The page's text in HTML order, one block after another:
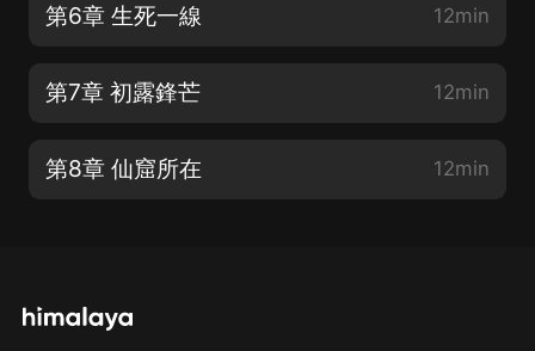
第6章 生死一線 12min
第7章 初露鋒芒 12min
第8章 仙窟所在 12min